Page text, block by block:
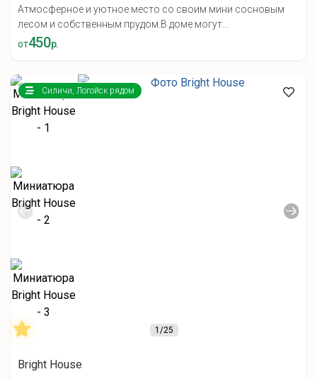
Атмосферное и уютное место со своим мини сосновым
лесом и собственным прудом.В доме могут...
от450р.
1/25
Силичи, Логойск рядом
Bright House